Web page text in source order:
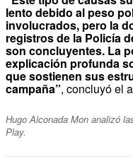
lento debido al peso
involucrados, pero la
registros de la Policía
son concluyentes. La
explicación profunda
que sostienen sus
campaña”, concluyó el
Hugo Alconada Mon analizó
Play.